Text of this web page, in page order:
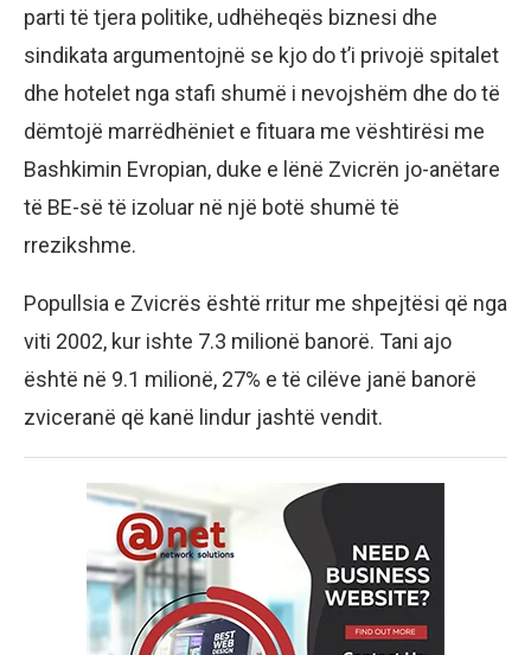
parti të tjera politike, udhëheqës biznesi dhe
sindikata argumentojnë se kjo do t’i privojë spitalet
dhe hotelet nga stafi shumë i nevojshëm dhe do të
dëmtojë marrëdhëniet e fituara me vështirësi me
Bashkimin Evropian, duke e lënë Zvicrën jo-anëtare
të BE-së të izoluar në një botë shumë të
rrezikshme.
Popullsia e Zvicrës është rritur me shpejtësi që nga
viti 2002, kur ishte 7.3 milionë banorë. Tani ajo
është në 9.1 milionë, 27% e të cilëve janë banorë
zviceranë që kanë lindur jashtë vendit.